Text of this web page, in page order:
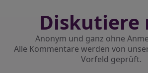
Diskutiere
Anonym und ganz ohne
Alle Kommentare werden von
Vorfeld geprüft.